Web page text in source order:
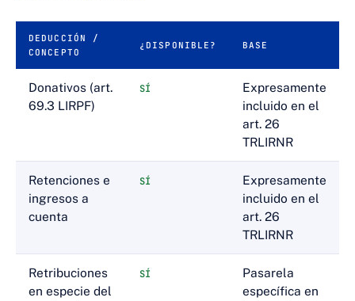
DEDUCCIÓN /
CONCEPTO
¿DISPONIBLE? BASE
Donativos (art.
69.3 LIRPF)
SÍ
Expresamente
incluido en el
art. 26
TRLIRNR
Retenciones e
ingresos a
cuenta
SÍ
Expresamente
incluido en el
art. 26
TRLIRNR
Retribuciones
en especie del
SÍ
Pasarela
específica en